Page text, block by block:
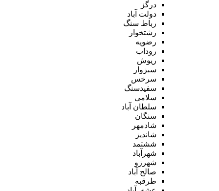
درگز
دولت آباد
رباط سنگ
رشتخوار
رضویه
روداب
ریوش
سبزوار
سرخس
سفیدسنگ
سلامی
سلطان آباد
سنگان
شادمهر
شاندیز
ششتمد
شهرآباد
شهرزو
صالح آباد
طرقبه